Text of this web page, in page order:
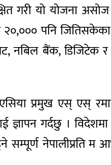
गरी यो योजना
२०,००० पनि
नबिल बैंक, डिजिटेक
एसिया प्रमुख एस् एस्
ज्ञापन गर्दछु ।
सम्पूर्ण नेपालीप्रति